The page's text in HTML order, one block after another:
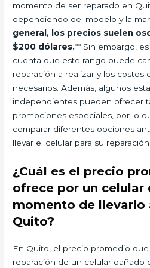
momento de ser reparado en
dependiendo del modelo y la
general, los precios suelen
$200 dólares.** Sin embargo,
cuenta que este rango puede
reparación a realizar y los costos
necesarios. Además, algunos
independientes pueden ofrecer
promociones especiales, por lo
comparar diferentes opciones
llevar el celular para su reparación.
¿Cuál es el precio
ofrece por un celular
momento de llevarlo
Quito?
En Quito, el precio promedio
reparación de un celular dañado